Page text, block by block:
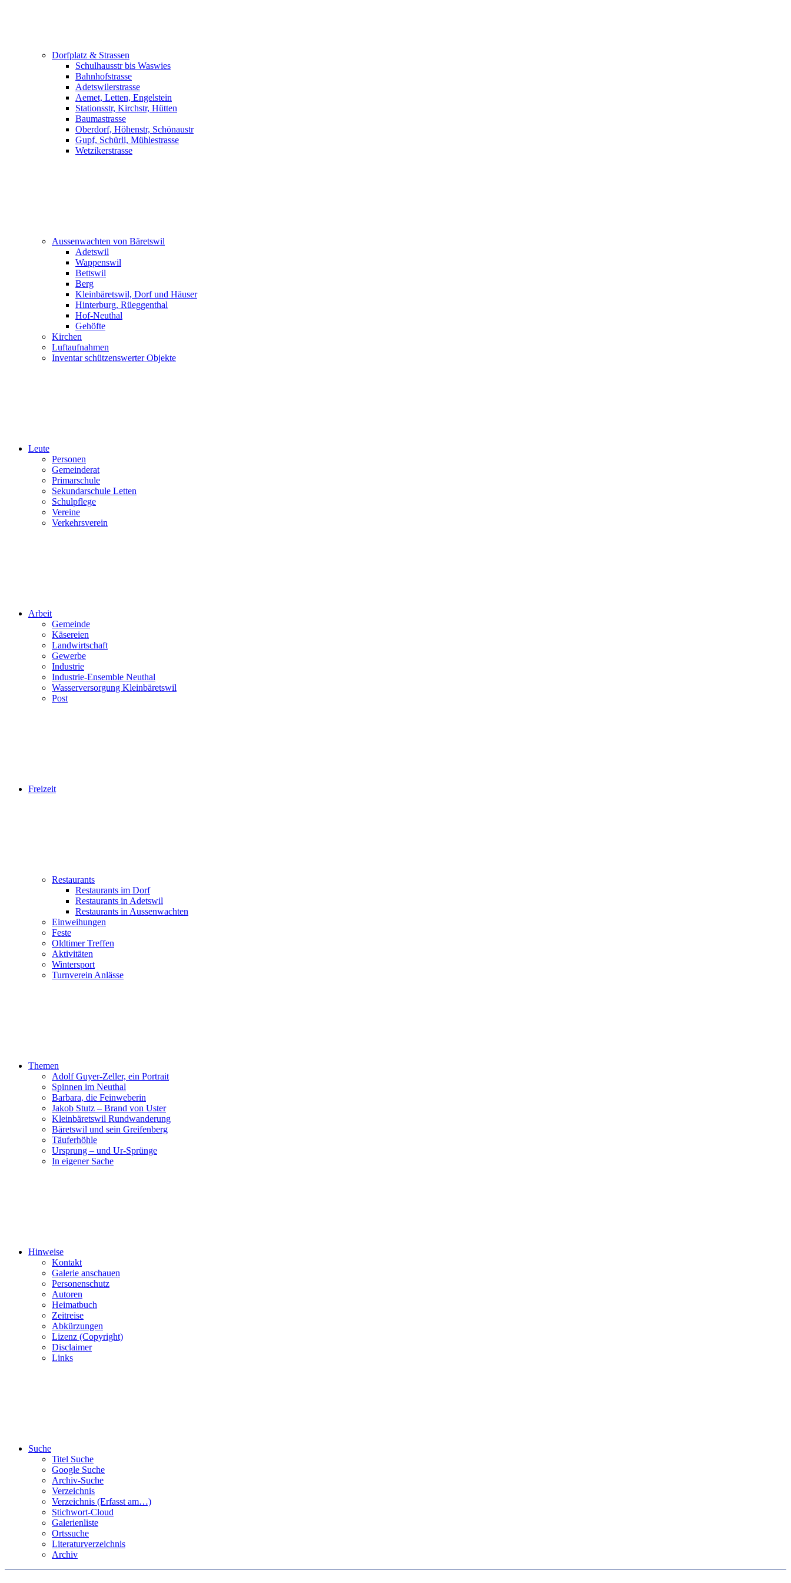
Dorfplatz & Strassen
Schulhausstr bis Waswies
Bahnhofstrasse
Adetswilerstrasse
Aemet, Letten, Engelstein
Stationsstr, Kirchstr, Hütten
Baumastrasse
Oberdorf, Höhenstr, Schönaustr
Gupf, Schürli, Mühlestrasse
Wetzikerstrasse
Aussenwachten von Bäretswil
Adetswil
Wappenswil
Bettswil
Berg
Kleinbäretswil, Dorf und Häuser
Hinterburg, Rüeggenthal
Hof-Neuthal
Gehöfte
Kirchen
Luftaufnahmen
Inventar schützenswerter Objekte
Leute
Personen
Gemeinderat
Primarschule
Sekundarschule Letten
Schulpflege
Vereine
Verkehrsverein
Arbeit
Gemeinde
Käsereien
Landwirtschaft
Gewerbe
Industrie
Industrie-Ensemble Neuthal
Wasserversorgung Kleinbäretswil
Post
Freizeit
Restaurants
Restaurants im Dorf
Restaurants in Adetswil
Restaurants in Aussenwachten
Einweihungen
Feste
Oldtimer Treffen
Aktivitäten
Wintersport
Turnverein Anlässe
Themen
Adolf Guyer-Zeller, ein Portrait
Spinnen im Neuthal
Barbara, die Feinweberin
Jakob Stutz – Brand von Uster
Kleinbäretswil Rundwanderung
Bäretswil und sein Greifenberg
Täuferhöhle
Ursprung – und Ur-Sprünge
In eigener Sache
Hinweise
Kontakt
Galerie anschauen
Personenschutz
Autoren
Heimatbuch
Zeitreise
Abkürzungen
Lizenz (Copyright)
Disclaimer
Links
Suche
Titel Suche
Google Suche
Archiv-Suche
Verzeichnis
Verzeichnis (Erfasst am…)
Stichwort-Cloud
Galerienliste
Ortssuche
Literaturverzeichnis
Archiv